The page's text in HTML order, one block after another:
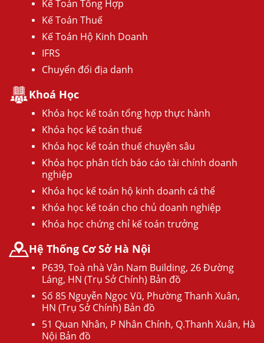
Kế Toán Tổng Hợp
Kế Toán Thuế
Kế Toán Hộ Kinh Doanh
IFRS
Chuyển đổi địa danh
Khoá Học
Khóa học kế toán tổng hợp thực hành
Khóa học kế toán thuế
Khóa học kế toán thuế chuyên sâu
Khóa học phân tích báo cáo tài chính doanh
nghiệp
Khóa học kế toán hộ kinh doanh cá thể
Khóa học kế toán cho chủ doanh nghiệp
Khóa học chứng chỉ kế toán trưởng
Hệ Thống Cơ Sở Hà Nội
P639, Toà nhà Vân Nam Building, 26 Đường
Láng, HN (Trụ Sở Chính) Bản đồ
Số 85 Nguyễn Ngọc Vũ, Phường Thanh Xuân,
HN (Trụ Sở Chính) Bản đồ
51 Quan Nhân, P Nhân Chính, Q.Thanh Xuân, Hà
Nội Bản đồ